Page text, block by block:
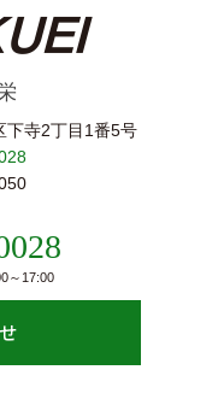
下寺2丁⽬1番5号
～17:00